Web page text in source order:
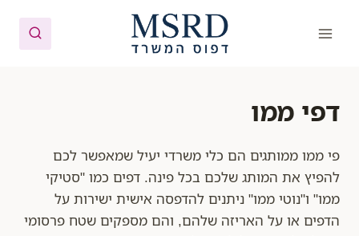
דפי ממו
פי ממו ממותגים הם כלי משרדי יעיל שמאפשר לכם
להפיץ את המותג שלכם בכל פינה. דפים כמו "סטיקי
ממו" ו"נוטי ממו" ניתנים להדפסה אישית ישירות על
הדפים או על האריזה שלהם, והם מספקים שטח פרסומי